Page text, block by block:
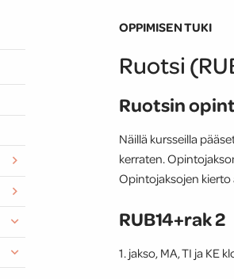
OPPIMISEN TUKI
Ruotsi
Ruotsin
Näillä kursseilla
kerraten.
Opintojaksojen kierto
RUB14+rak 2
1. jakso, MA, TI ja KE